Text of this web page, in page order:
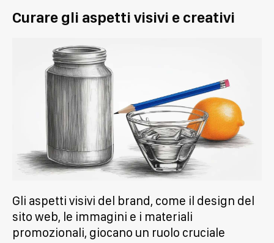
Curare gli aspetti visivi e creativi
Gli aspetti visivi del brand, come il design del
sito web, le immagini e i materiali
promozionali, giocano un ruolo cruciale